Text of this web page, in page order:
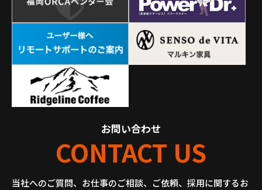
お問い合わせ
CONTACT US
当社へのご質問、お仕事のご相談、ご依頼、採用に関するお